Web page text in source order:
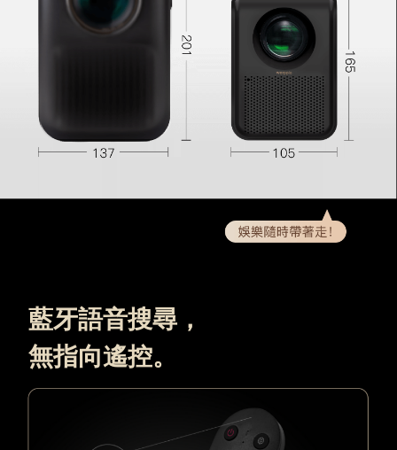
藍牙語音搜尋，
無指向遙控。